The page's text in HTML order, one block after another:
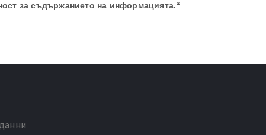
за съдържанието на информацията.“